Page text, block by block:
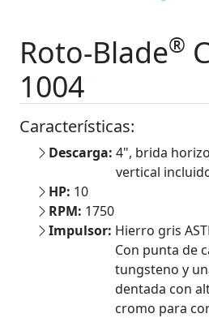
Roto-Blade®
1004
Características:
Descarga: 4", brida
vertical
HP: 10
RPM: 1750
Impulsor: Hierro gris
Con punta de
tungsteno y
dentada con
cromo para